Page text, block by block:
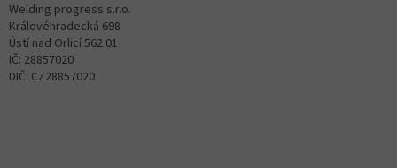
Welding progress s.r.o.
Královéhradecká 698
Ústí nad Orlicí 562 01
IČ: 28857020
DIČ: CZ28857020